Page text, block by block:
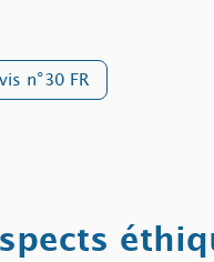
n°30 FR